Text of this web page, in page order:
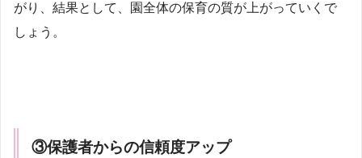
がり、結果として、園全体の保育の質が上がっていくで
しょう。
③保護者からの信頼度アップ